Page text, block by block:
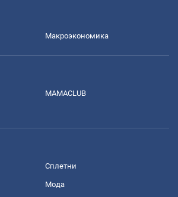
Mакроэкономика
MAMACLUB
Сплетни
Мода